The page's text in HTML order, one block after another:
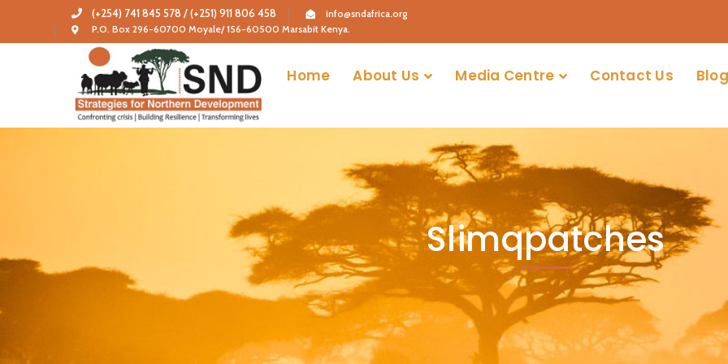
(+254) 741 845 578 / (+251) 911 806 458
info@sndafrica.org
P.O. Box 296-60700 Moyale/ 156-60500 Marsabit Kenya.
Home About Us Media Centre Contact Us
Slimqpatches